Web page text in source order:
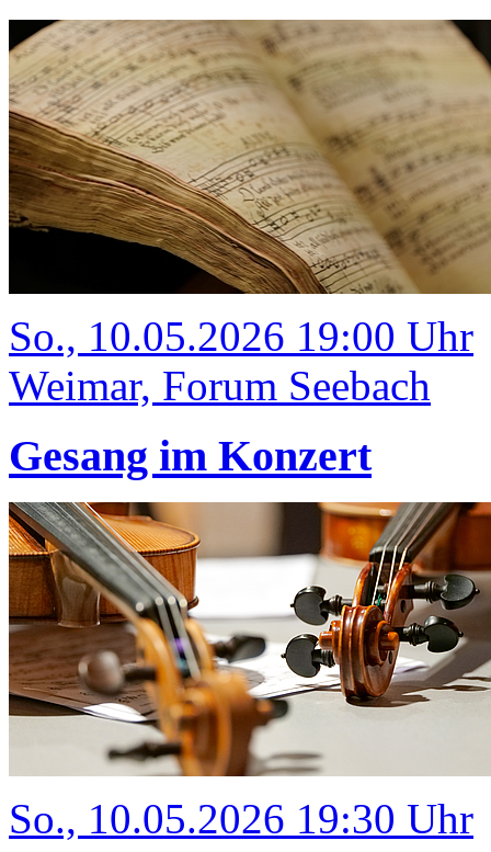
So., 10.05.2026 19:00 Uhr
Weimar, Forum Seebach
Gesang im Konzert
So., 10.05.2026 19:30 Uhr